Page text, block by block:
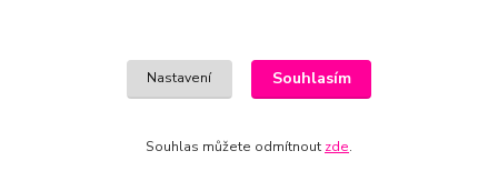
art-mania@email.czNastavení Souhlasím
Souhlas můžete odmítnout zde.